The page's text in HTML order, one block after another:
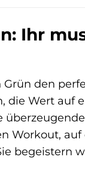
Ihr
den
Wert auf
Workout,
begeistern